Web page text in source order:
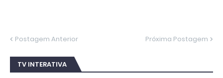
Postagem Anterior Próxima Postagem
TV INTERATIVA